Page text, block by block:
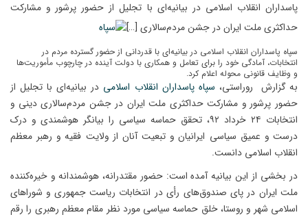
پاسداران انقلاب اسلامی در بیانیه‌ای با تجلیل از حضور پرشور و مشارکت
حداکثری ملت ایران در جشن مردم‌سالاری […]
سپاه پاسداران انقلاب اسلامی در بیانیه‌ای با قدردانی از حضور گسترده مردم در
انتخابات، آمادگی خود را برای تعامل و همکاری با دولت آینده در چارچوب مأموریت‌ها
و وظایف قانونی محوله اعلام کرد.
به گزارش روراستی، سپاه پاسداران انقلاب اسلامی در بیانیه‌ای با تجلیل از
حضور پرشور و مشارکت حداکثری ملت ایران در جشن مردم‌سالاری دینی و
انتخابات ۲۴ خرداد ۹۲، تحقق حماسه سیاسی را بیانگر هوشمندی و درک
درست و عمیق سیاسی ایرانیان و تبعیت آنان از ولایت فقیه و رهبر معظم
انقلاب اسلامی دانست.
در بخشی از این بیانیه آمده است: حضور مقتدرانه، هوشمندانه و خیره‌کننده
ملت ایران در پای صندوق‌های رأی در انتخابات ریاست جمهوری و شوراهای
اسلامی شهر و روستا، خلق حماسه سیاسی مورد نظر مقام معظم رهبری را رقم